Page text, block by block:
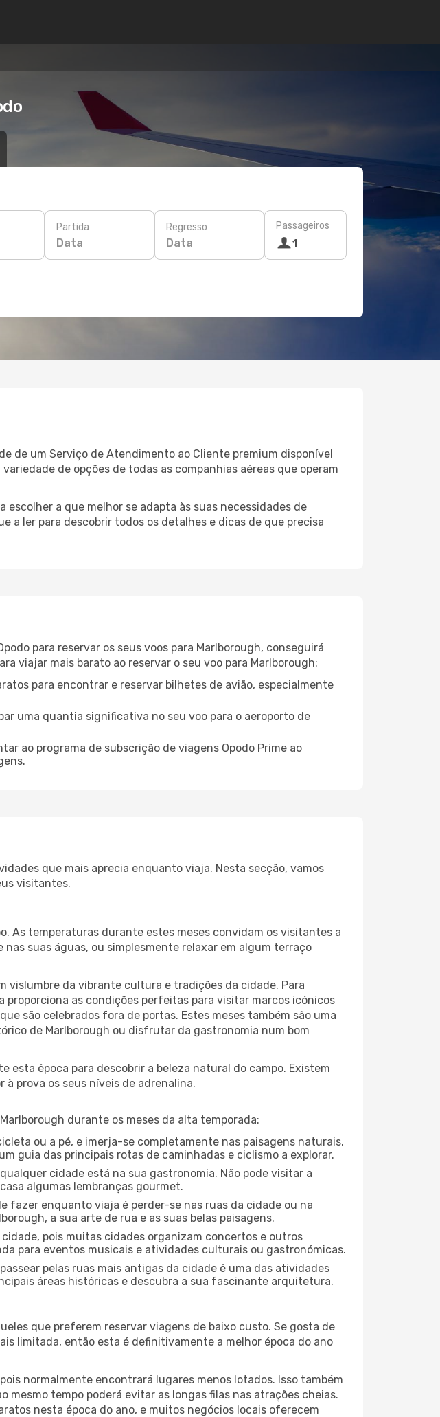
Partida
Data
Regresso
Data
Passageiros
1
de um Serviço de Atendimento ao Cliente premium disponível
de opções de todas as companhias aéreas que operam
escolher a que melhor se adapta às suas necessidades de
a ler para descobrir todos os detalhes e dicas de que precisa
para reservar os seus voos para Marlborough, conseguirá
viajar mais barato ao reservar o seu voo para Marlborough:
para encontrar e reservar bilhetes de avião, especialmente
uma quantia significativa no seu voo para o aeroporto de
ao programa de subscrição de viagens Opodo Prime ao
que mais aprecia enquanto viaja. Nesta secção, vamos
visitantes.
As temperaturas durante estes meses convidam os visitantes a
suas águas, ou simplesmente relaxar em algum terraço
da vibrante cultura e tradições da cidade. Para
as condições perfeitas para visitar marcos icónicos
são celebrados fora de portas. Estes meses também são uma
de Marlborough ou disfrutar da gastronomia num bom
época para descobrir a beleza natural do campo. Existem
prova os seus níveis de adrenalina.
durante os meses da alta temporada:
ou a pé, e imerja-se completamente nas paisagens naturais.
guia das principais rotas de caminhadas e ciclismo a explorar.
cidade está na sua gastronomia. Não pode visitar a
algumas lembranças gourmet.
fazer enquanto viaja é perder-se nas ruas da cidade ou na
a sua arte de rua e as suas belas paisagens.
pois muitas cidades organizam concertos e outros
para eventos musicais e atividades culturais ou gastronómicas.
pelas ruas mais antigas da cidade é uma das atividades
áreas históricas e descubra a sua fascinante arquitetura.
que preferem reservar viagens de baixo custo. Se gosta de
limitada, então esta é definitivamente a melhor época do ano
normalmente encontrará lugares menos lotados. Isso também
tempo poderá evitar as longas filas nas atrações cheias.
nesta época do ano, e muitos negócios locais oferecem